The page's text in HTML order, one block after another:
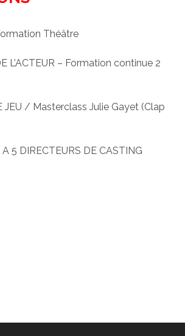
Théâtre
L’ACTEUR – Formation continue 2
JEU / Masterclass Julie Gayet (Clap
A 5 DIRECTEURS DE CASTING